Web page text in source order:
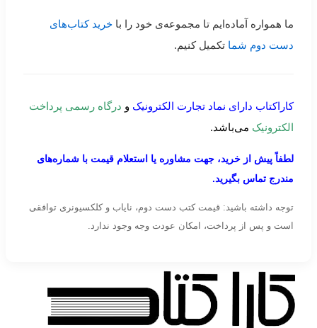
ما همواره آماده‌ایم تا مجموعه‌ی خود را با خرید کتاب‌های
دست دوم شما تکمیل کنیم.
کاراکتاب دارای نماد تجارت الکترونیک و درگاه رسمی پرداخت
الکترونیک می‌باشد.
لطفاً پیش از خرید، جهت مشاوره یا استعلام قیمت با شماره‌های
مندرج تماس بگیرید.
توجه داشته باشید: قیمت کتب دست دوم، نایاب و کلکسیونری توافقی
است و پس از پرداخت، امکان عودت وجه وجود ندارد.